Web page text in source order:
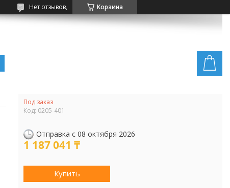
Корзина
Нет отзывов,
Под заказ
Код: 0205-401
Отправка с 08 октября 2026
1 187 041 ₸
Купить